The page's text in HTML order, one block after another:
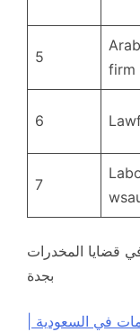
5
firm
6
7
قضايا المخدرات
بجدة
في السعودية |